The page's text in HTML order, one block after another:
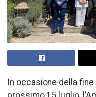
In occasione della
prossimo 15 luglio,